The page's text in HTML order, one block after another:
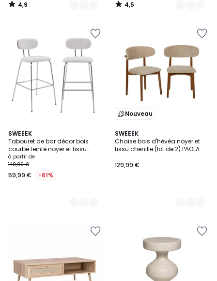
4,9
/
4,5
/
SWEEEK
Tabouret de bar décor bois
courbé teinté noyer et tissu
déperlant pieds chromé
76,5cm (lot de 2) ERIN
à partir de
149,99 €
59,99 € -61%
3
Couleurs
Nouveau
SWEEEK
Chaise bois d'hévéa noyer et
tissu chenille (lot de 2) PAOLA
129,99 €
2
Couleurs